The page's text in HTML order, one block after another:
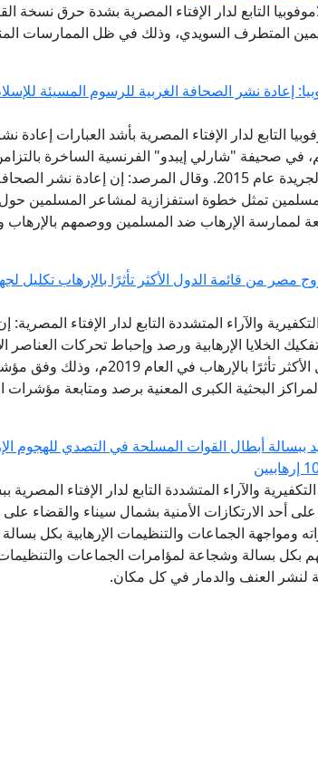
التابع لدار الإفتاء المصرية بشدة حرق نسخة
المتطرف السويدي، وذلك في ظل الممارسات
إعادة نشر الصحافة الغربية للرسوم المسيئة
التابع لدار الإفتاء المصرية بأشد العبارات
في صحيفة "شارلي إيبدو" الفرنسية الساخرة
الذي استهدف مقر الجريدة عام 2015. وقال المرصد: إن
تمثل خطوة استفزازية لمشاعر المسلمين حول
لممارسة الإرهاب ضد المسلمين ووصمهم بالإرهاب
مصر من قائمة الدول الأكثر تأثرًا بالإرهاب
والآراء المتشددة التابع لدار الإفتاء
الخلايا الإرهابية ورصد وإحباط تحركات
من قائمة أكثر الدول الأكثر تأثرًا
البحثية الكبرى المعنية برصد ومتابعة مؤشرات
ببسالة أبطال القوات المسلحة في التصدي للهجوم
والآراء المتشددة التابع لدار الإفتاء
ومواجهة الجماعات والتنظيمات الإرهابية بكل
بكل بسالة وشجاعة لمؤامرات الجماعات والتنظيمات
لنشر العنف والدمار في كل مكان.